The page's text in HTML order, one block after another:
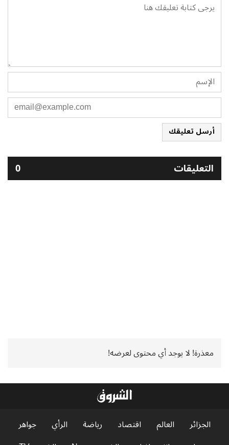
أرسل تعليقك
التعليقات 0
معذرة! لا يوجد أي محتوى لعرضه!
الجزائر العالم اقتصاد رياضة الرأي
جواهر